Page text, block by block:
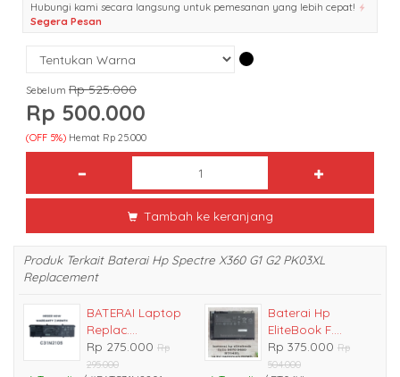
Hubungi kami secara langsung untuk pemesanan yang lebih cepat!
Segera Pesan
Sebelum Rp 525.000
Rp 500.000
(OFF 5%) Hemat Rp 25.000
Tambah ke keranjang
Produk Terkait Baterai Hp Spectre X360 G1 G2 PK03XL
Replacement
BATERAI Laptop
Replac....
Rp 275.000 Rp
295.000
Baterai Hp
EliteBook F....
Rp 375.000 Rp
504.000